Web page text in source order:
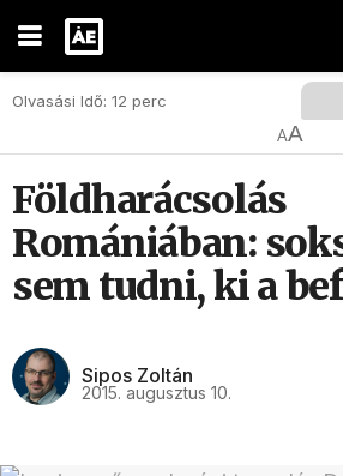
Olvasási Idő: 12 perc
AA
Földharácsolás
Romániában:
sem tudni, ki a
Sipos Zoltán
2015. augusztus 10.